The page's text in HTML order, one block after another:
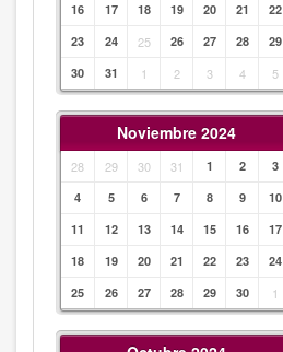
16
17 18 19 20 21
22
23
24 25 26 27 28
29
30
31 1 2 3 4 5
Noviembre 2024
28 29 30 31 1 2
3
4
5 6 7 8 9
10
11
12 13 14 15 16
17
18
19 20 21 22 23
24
25
26 27 28 29 30 1